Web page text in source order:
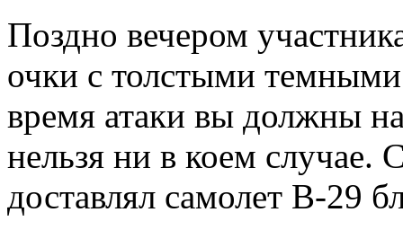
Поздно вечером
очки с толстыми
время атаки вы должны
нельзя ни в коем случае.
доставлял самолет В-29